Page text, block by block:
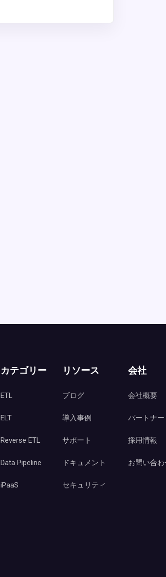
カテゴリー
ETL
ELT
Reverse ETL
Data Pipeline
iPaaS
リソース
ブログ
導入事例
サポート
ドキュメント
セキュリティ
会社
会社概要
パートナー
採用情報
お問い合わ